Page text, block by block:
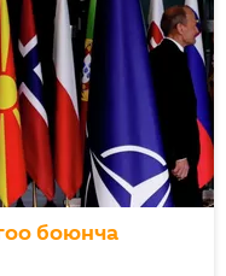
боюнча